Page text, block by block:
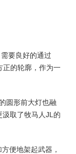
要良好的通过
正的轮廓，作为一
圆形前大灯也融
汲取了牧马人JL的
便地架起武器，